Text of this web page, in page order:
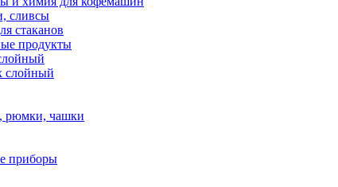
сливсы
стаканов
продукты
слойный
рюмки, чашки
приборы